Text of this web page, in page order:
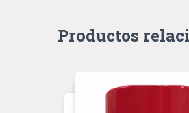
Productos